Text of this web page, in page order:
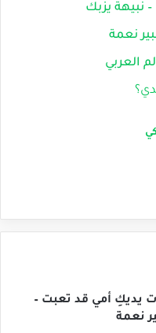
نبيهة يزبك
نعمة
العربي
يديكِ أمي قد تعبت –
نعمة